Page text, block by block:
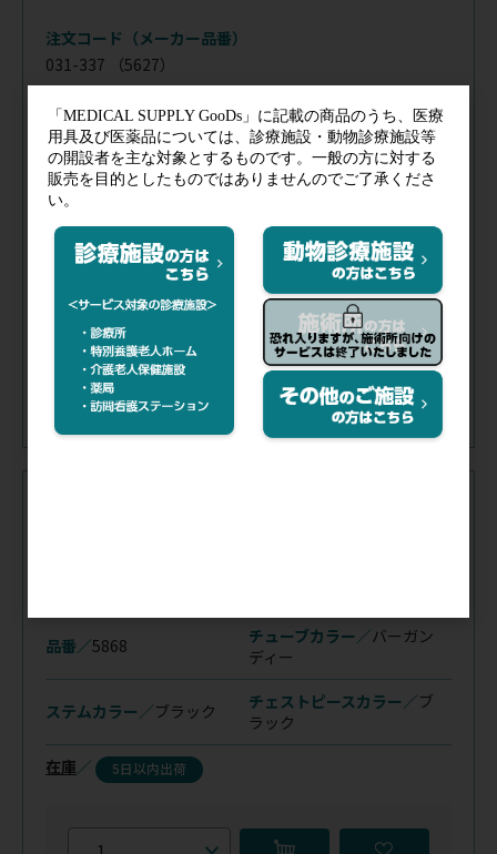
注文コード（メーカー品番）
031-337 （5627）
税抜価格 会員特価
品番／5627 チューブカラー／バーガン
ディー
ステムカラー／スタンダード チェストピースカラー／シル
品番／5868 チューブカラー／バーガン
ディー
ステムカラー／ブラック チェストピースカラー／ブ
ラック
在庫／ 5日以内出荷